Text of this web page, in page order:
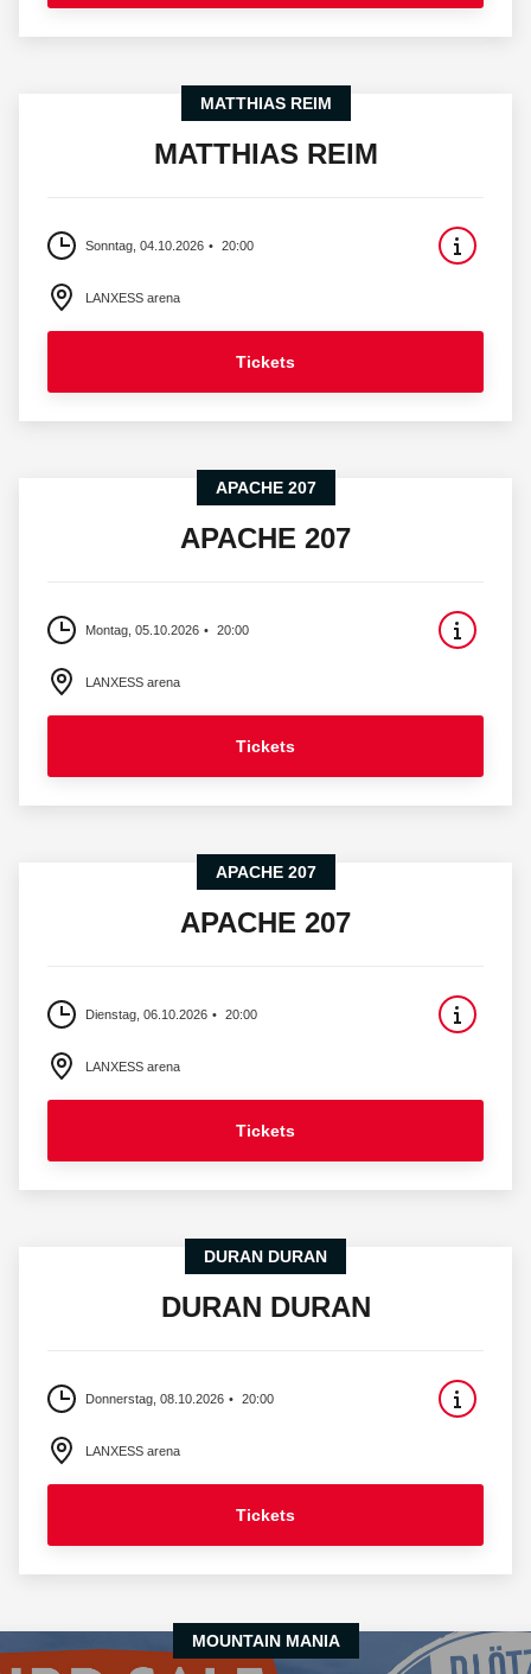
MATTHIAS REIM
MATTHIAS REIM
Sonntag, 04.10.2026 20:00
LANXESS arena
Tickets
APACHE 207
APACHE 207
Montag, 05.10.2026 20:00
LANXESS arena
Tickets
APACHE 207
APACHE 207
Dienstag, 06.10.2026 20:00
LANXESS arena
Tickets
DURAN DURAN
DURAN DURAN
Donnerstag, 08.10.2026 20:00
LANXESS arena
Tickets
MOUNTAIN MANIA